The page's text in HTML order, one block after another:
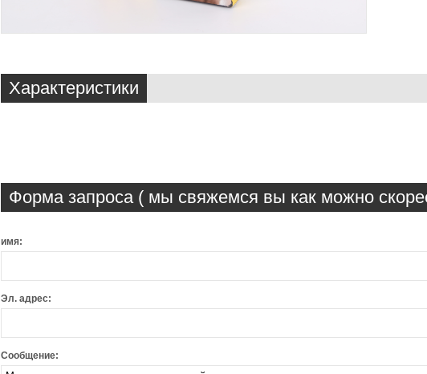
Характеристики
Форма запроса ( мы свяжемся вы как можно
имя:
Эл. адрес:
Сообщение: